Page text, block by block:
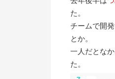
た。
チームで開
とか。
一人だとな
た。